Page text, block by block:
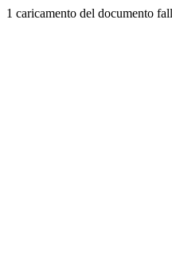
1 caricamento del documento